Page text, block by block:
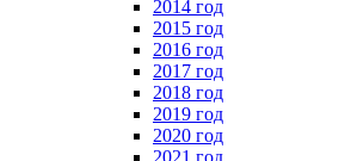
2014 год
2015 год
2016 год
2017 год
2018 год
2019 год
2020 год